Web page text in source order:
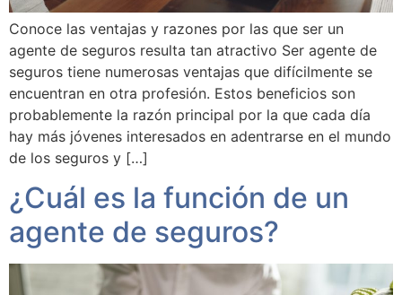
Conoce las ventajas y razones por las que ser un
agente de seguros resulta tan atractivo Ser agente de
seguros tiene numerosas ventajas que difícilmente se
encuentran en otra profesión. Estos beneficios son
probablemente la razón principal por la que cada día
hay más jóvenes interesados en adentrarse en el mundo
de los seguros y […]
¿Cuál es la función de un
agente de seguros?